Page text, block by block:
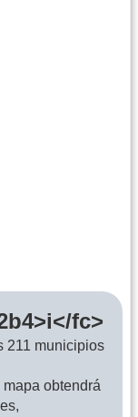
fc>
211 municipios
obtendrá